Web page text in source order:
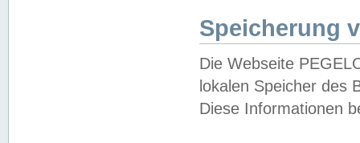
Speicherung
Die Webseite
lokalen Speicher des
Diese Informationen